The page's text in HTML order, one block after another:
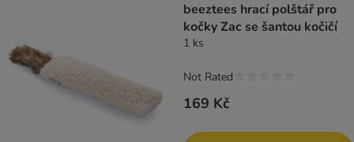
beeztees hrací polštář pro
kočky Zac se šantou kočičí
1 ks
169 Kč
Not Rated